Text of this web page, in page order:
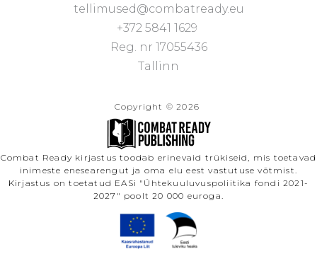
tellimused@combatready.eu
+372 5841 1629
Reg. nr 17055436
Tallinn
Copyright © 2026
Combat Ready kirjastus toodab erinevaid trükiseid, mis toetavad
inimeste enesearengut ja oma elu eest vastutuse võtmist.
Kirjastus on toetatud EASi "Ühtekuuluvuspoliitika fondi 2021-
2027" poolt 20 000 euroga.